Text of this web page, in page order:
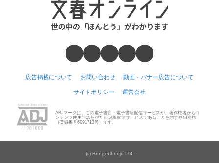
広告掲載について お問い合わせ 動画・バナー広告について
サイトポリシー 運営会社
ABJマークは、この電子書店・電子書籍配信サービスが、著作権者からコ
ンテンツ使用許諾を得た正規版配信サービスであることを示す登録商標
（登録番号6091713号）です。
(c) Bungeishunju Ltd.